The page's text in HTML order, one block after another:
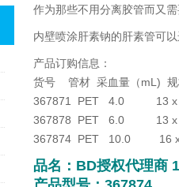
作为那些不用分离胶管而又
内壁喷涂肝素钠的肝素管可
产品订购信息：
货号 管材 采血量（mL)
367871 PET 4.0 13 x
367878 PET 6.0 13 x
367874 PET 10.0 16 x
品名： BD授权代理商